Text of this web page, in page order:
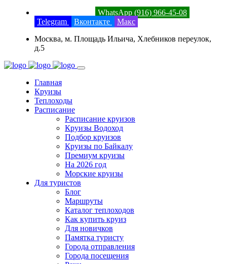
WhatsApp (916) 966-45-08
Telegram
Вконтакте
Макс
Москва, м. Площадь Ильича, Хлебников переулок,
д.5
Главная
Круизы
Теплоходы
Расписание
Расписание круизов
Круизы Водоход
Подбор круизов
Круизы по Байкалу
Премиум круизы
На 2026 год
Морские круизы
Для туристов
Блог
Маршруты
Каталог теплоходов
Как купить круиз
Для новичков
Памятка туристу
Города отправления
Города посещения